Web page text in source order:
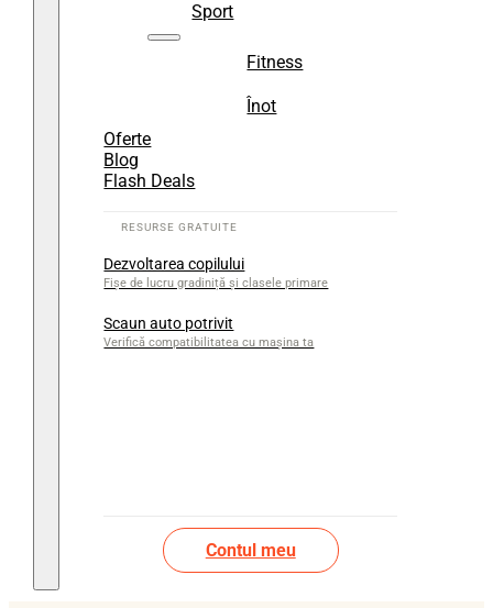
Sport
Fitness
Înot
Oferte
Blog
Flash Deals
Dezvoltarea copilului
Fișe de lucru gradiniță și clasele primare
Scaun auto potrivit
Verifică compatibilitatea cu mașina ta
Contul meu